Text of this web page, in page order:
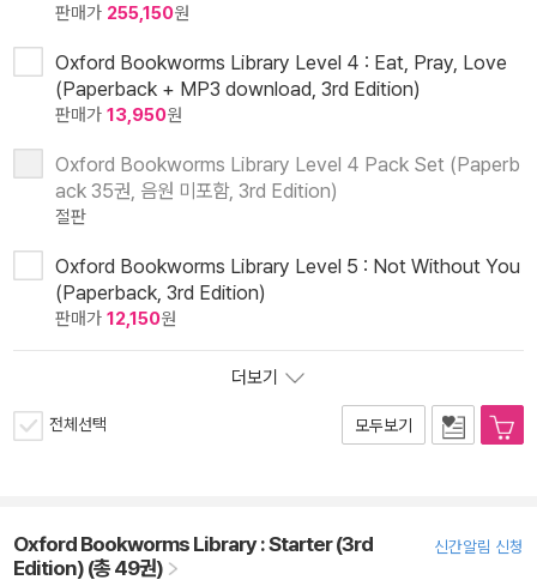
판매가 255,150원
Oxford Bookworms Library Level 4 : Eat, Pray, Love
(Paperback + MP3 download, 3rd Edition)
판매가 13,950원
Oxford Bookworms Library Level 4 Pack Set (Paperb
ack 35권, 음원 미포함, 3rd Edition)
절판
Oxford Bookworms Library Level 5 : Not Without You
(Paperback, 3rd Edition)
판매가 12,150원
더보기
전체선택 모두보기
Oxford Bookworms Library : Starter (3rd
Edition) (총 49권)
신간알림 신청